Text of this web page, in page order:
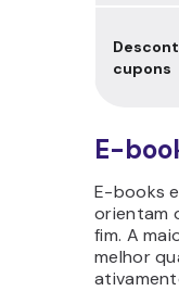
cupons
E-
E-books
orientam
fim. A
melhor